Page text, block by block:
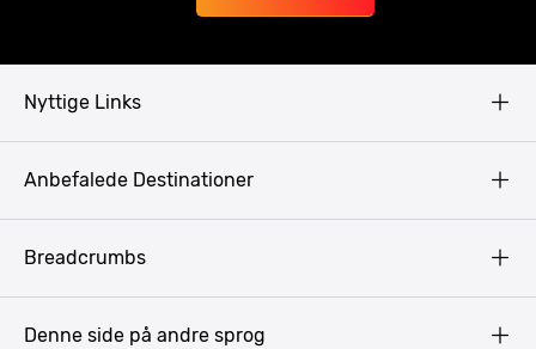
Nyttige Links
Anbefalede Destinationer
Breadcrumbs
Denne side på andre sprog